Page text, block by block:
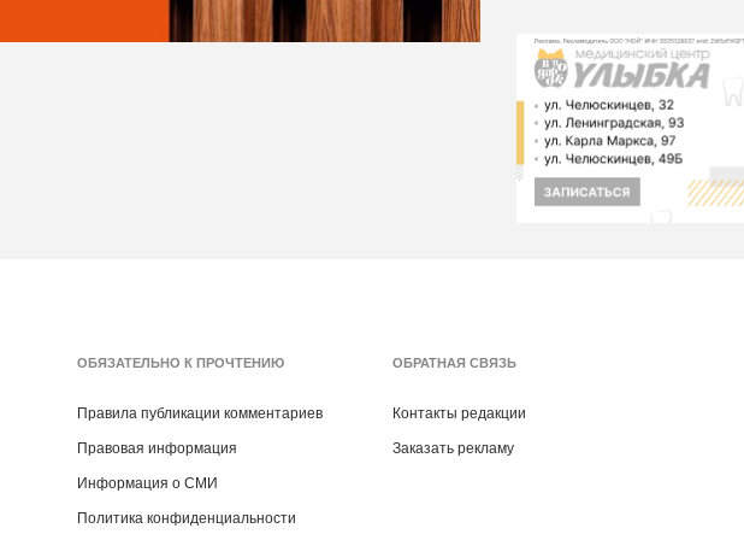
ОБЯЗАТЕЛЬНО К ПРОЧТЕНИЮ
Правила публикации комментариев
Правовая информация
Информация о СМИ
Политика конфиденциальности
ОБРАТНАЯ СВЯЗЬ
Контакты редакции
Заказать рекламу